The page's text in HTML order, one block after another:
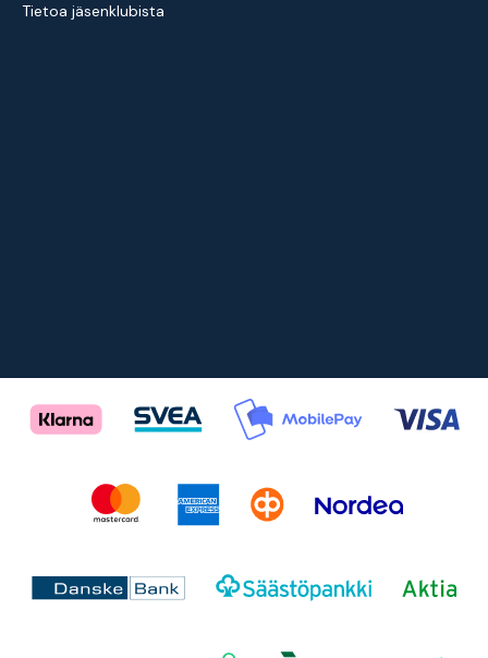
Tietoa jäsenklubista